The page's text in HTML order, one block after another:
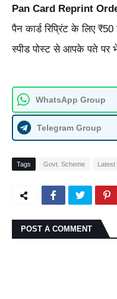
Pan Card Reprint
पैन कार्ड रिप्रिंट के लिए
स्पीड पोस्ट से आपके पते पर
WhatsApp Group
Telegram Group
Tags Govt. Scheme Latest
POST A COMMENT